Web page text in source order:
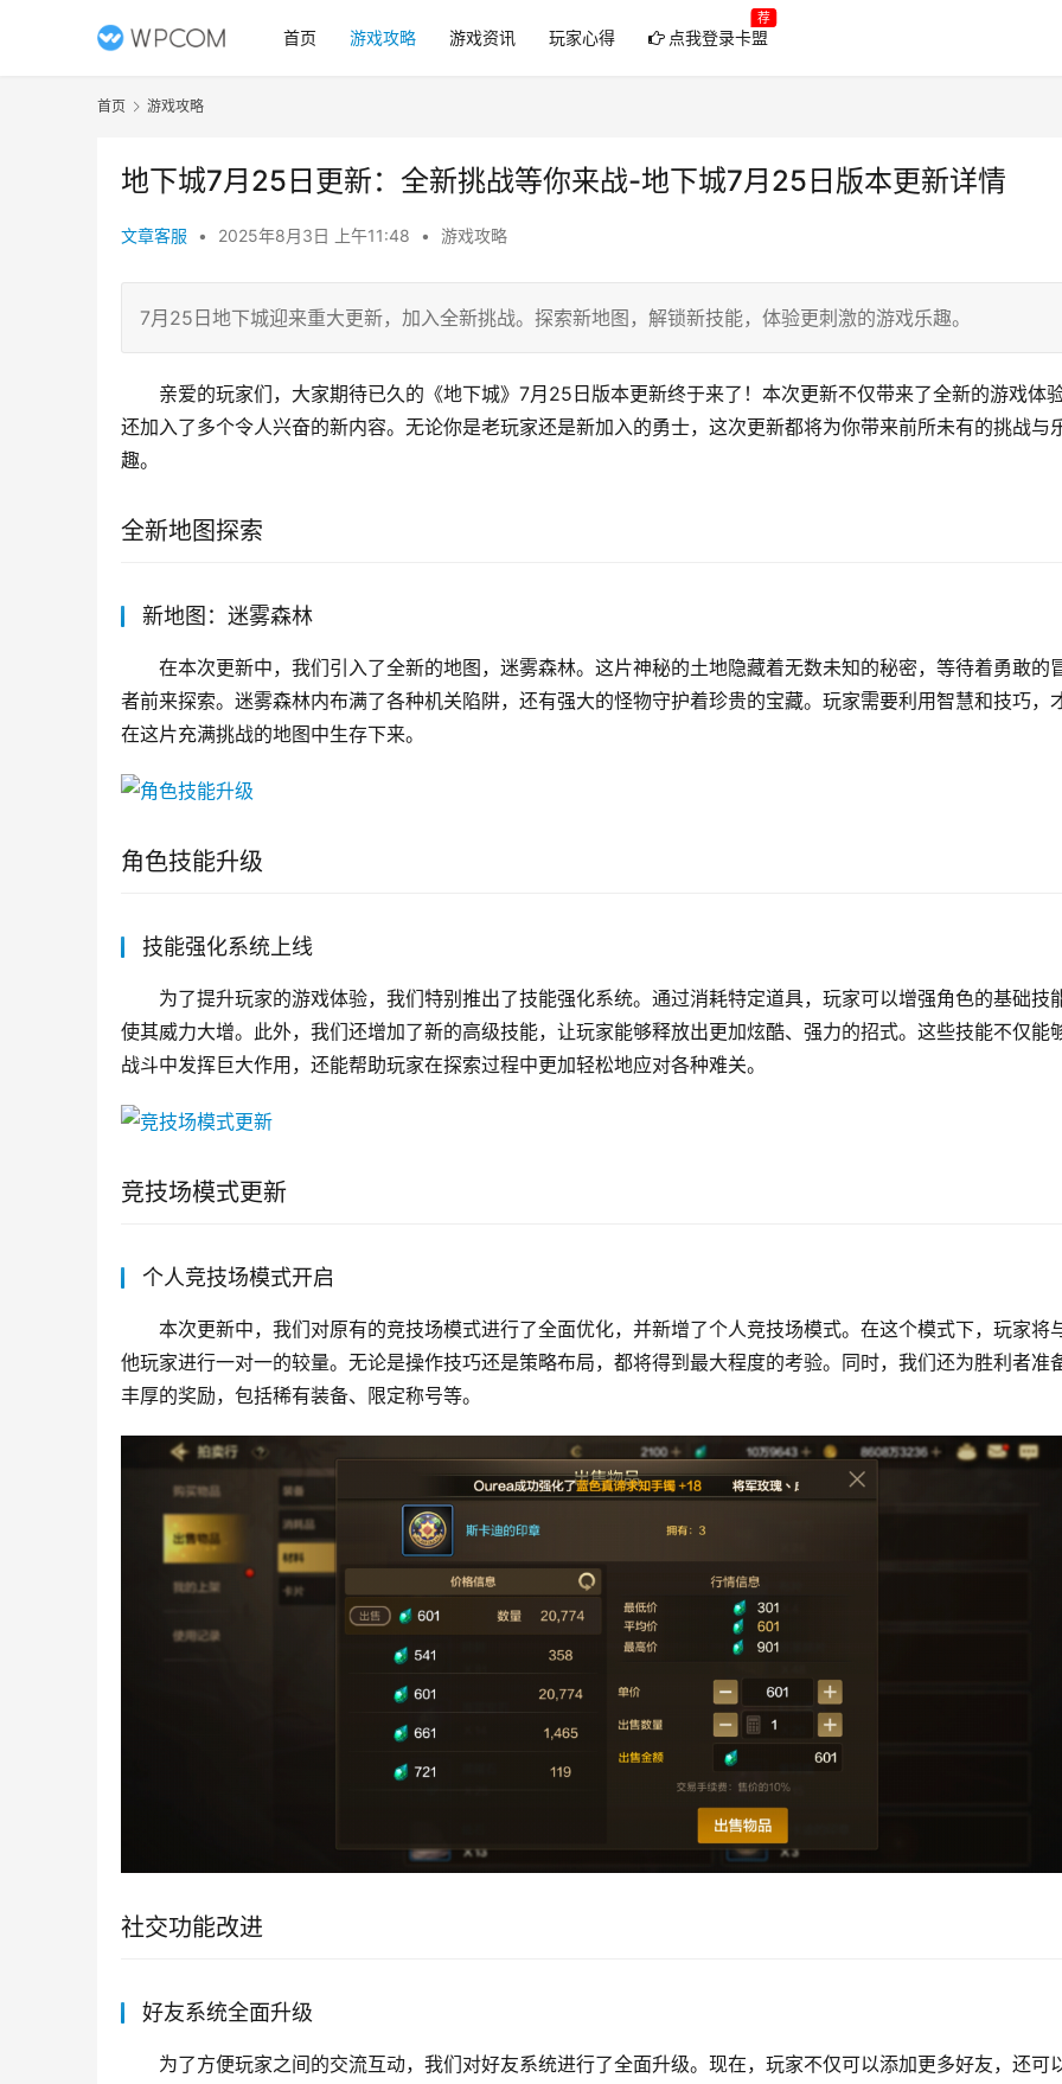
首页 游戏攻略 游戏资讯 玩家心得 点我登录卡盟
荐
首页 游戏攻略
地下城7月25日更新：全新挑战等你来战-地下城7月25日版本更新详情
文章客服 • 2025年8月3日 上午11:48 • 游戏攻略
7月25日地下城迎来重大更新，加入全新挑战。探索新地图，解锁新技能，体验更刺激的游戏乐趣。
亲爱的玩家们，大家期待已久的《地下城》7月25日版本更新终于来了！本次更新不仅带来了全新的游戏体验
还加入了多个令人兴奋的新内容。无论你是老玩家还是新加入的勇士，这次更新都将为你带来前所未有的挑战与
趣。
全新地图探索
新地图：迷雾森林
在本次更新中，我们引入了全新的地图，迷雾森林。这片神秘的土地隐藏着无数未知的秘密，等待着勇敢的
者前来探索。迷雾森林内布满了各种机关陷阱，还有强大的怪物守护着珍贵的宝藏。玩家需要利用智慧和技巧，
在这片充满挑战的地图中生存下来。
角色技能升级
技能强化系统上线
为了提升玩家的游戏体验，我们特别推出了技能强化系统。通过消耗特定道具，玩家可以增强角色的基础技能
使其威力大增。此外，我们还增加了新的高级技能，让玩家能够释放出更加炫酷、强力的招式。这些技能不仅能
战斗中发挥巨大作用，还能帮助玩家在探索过程中更加轻松地应对各种难关。
竞技场模式更新
个人竞技场模式开启
本次更新中，我们对原有的竞技场模式进行了全面优化，并新增了个人竞技场模式。在这个模式下，玩家将
他玩家进行一对一的较量。无论是操作技巧还是策略布局，都将得到最大程度的考验。同时，我们还为胜利者准
丰厚的奖励，包括稀有装备、限定称号等。
社交功能改进
好友系统全面升级
为了方便玩家之间的交流互动，我们对好友系统进行了全面升级。现在，玩家不仅可以添加更多好友，还可